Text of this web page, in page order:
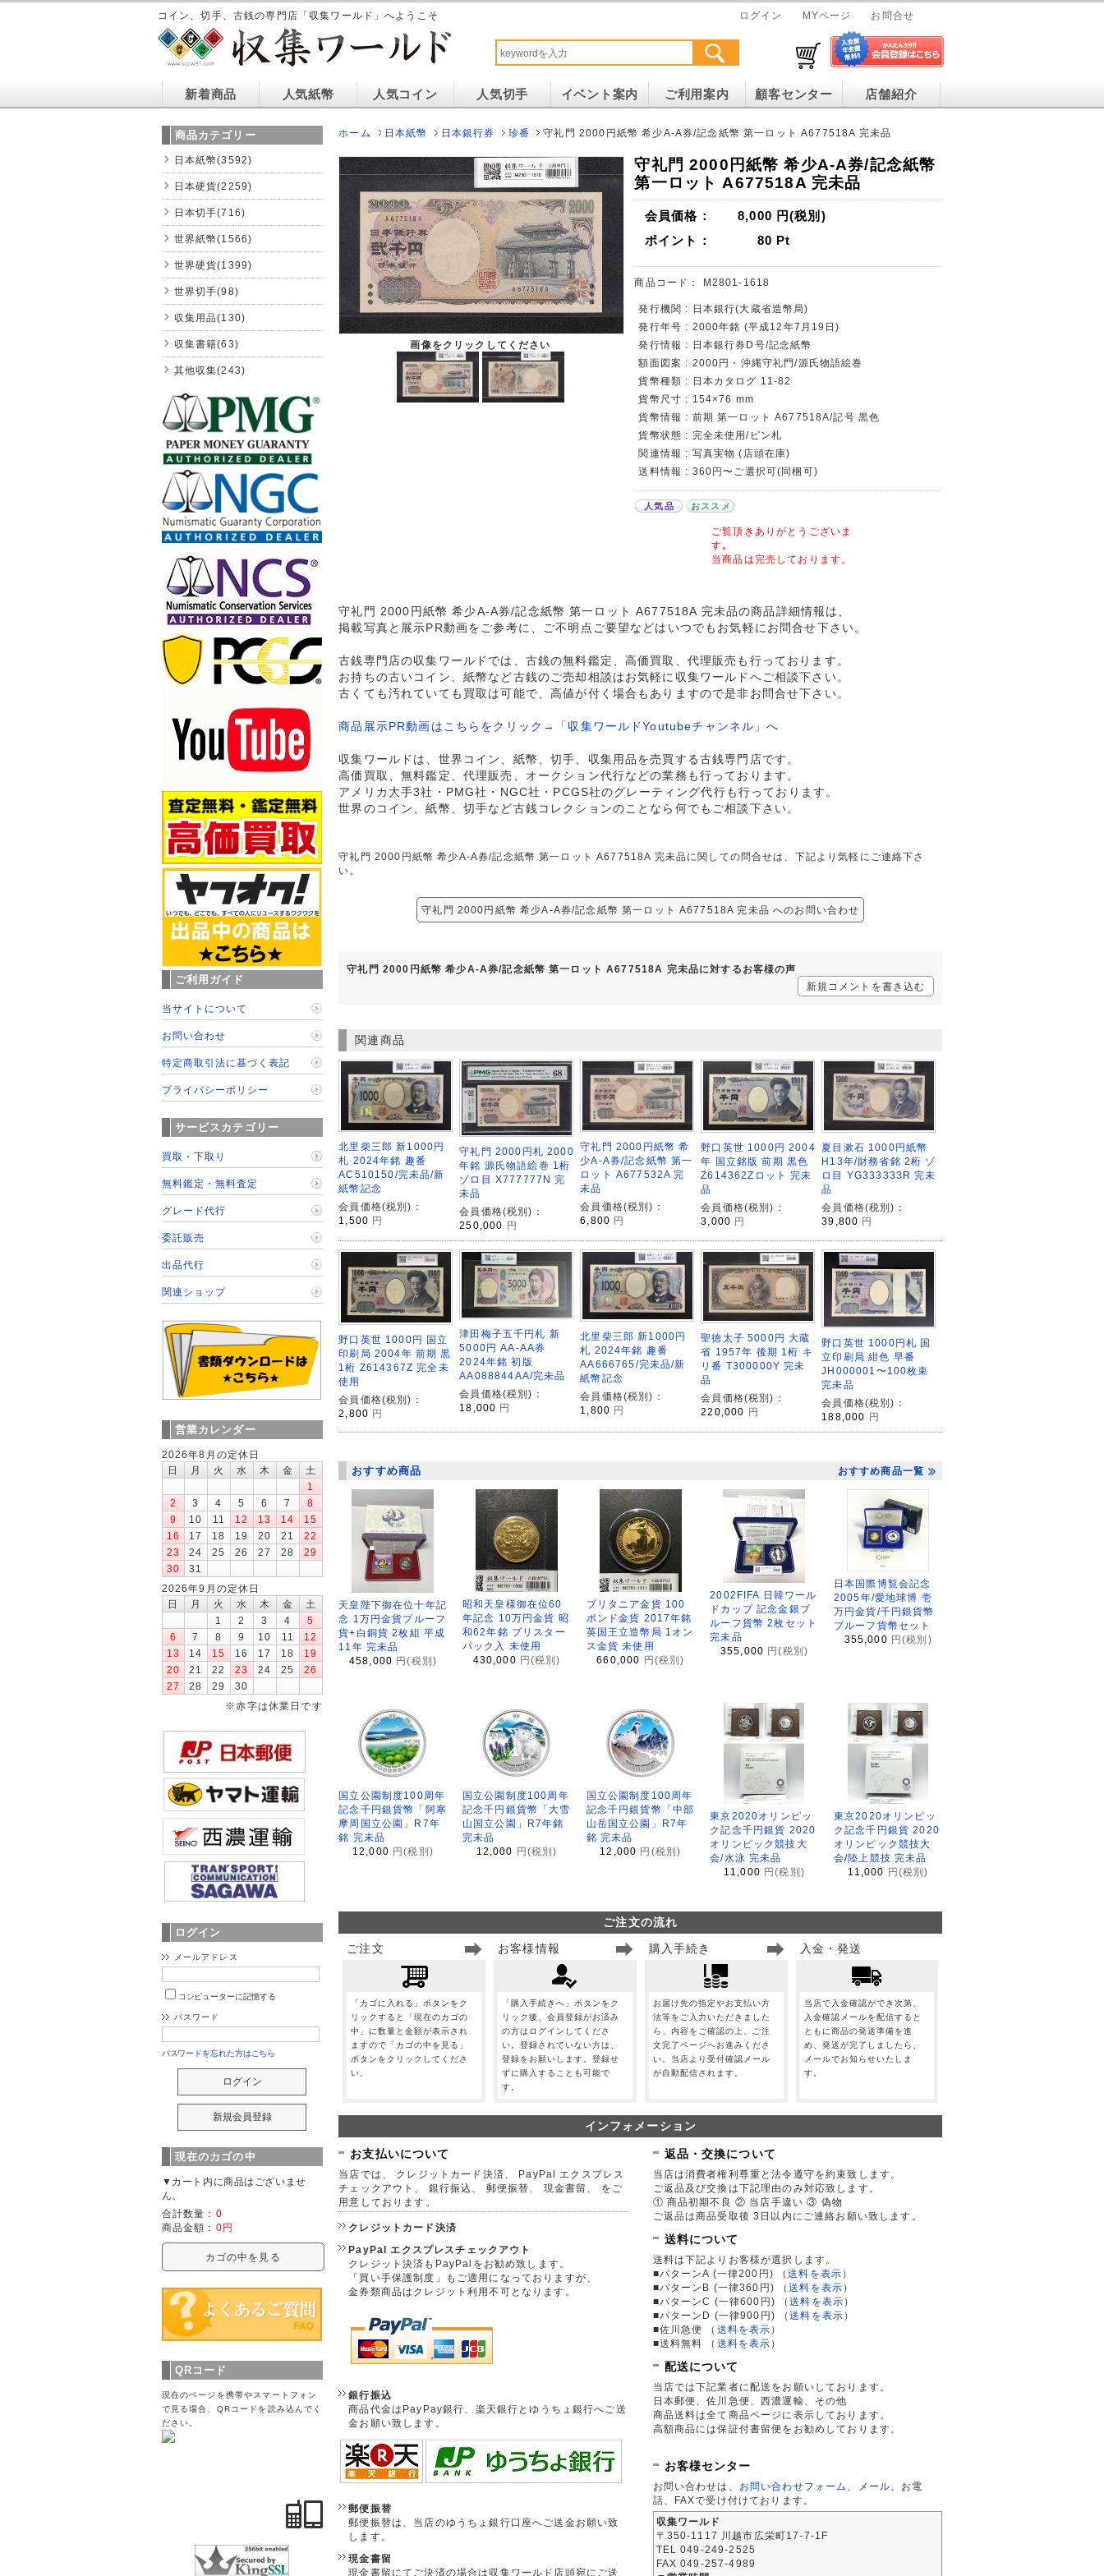
コイン、切手、古銭の専門店「収集ワールド」へようこそ ログイン MYページ お問合せ
新着商品 人気紙幣 人気コイン 人気切手 イベント案内 ご利用案内 顧客センター 店舗紹介
ホーム 日本紙幣 日本銀行券 珍番 守礼門 2000円紙幣 希少A-A券/記念紙幣 第一ロット A677518A 完未品
画像をクリックしてください
守礼門 2000円紙幣 希少A-A券/記念紙幣
第一ロット A677518A 完未品
会員価格： 8,000 円(税別)
ポイント：
80 Pt
商品コード： M2801-1618
発行機関 : 日本銀行(大蔵省造幣局)
発行年号 : 2000年銘 (平成12年7月19日)
発行情報 : 日本銀行券D号/記念紙幣
額面図案 : 2000円・沖縄守礼門/源氏物語絵巻
貨幣種類 : 日本カタログ 11-82
貨幣尺寸 : 154×76 mm
貨幣情報 : 前期 第一ロット A677518A/記号 黒色
貨幣状態 : 完全未使用/ピン札
関連情報 : 写真実物 (店頭在庫)
送料情報 : 360円〜ご選択可(同梱可)
人気品 おススメ
ご覧頂きありがとうございま
す｡
当商品は完売しております。
守礼門 2000円紙幣 希少A-A券/記念紙幣 第一ロット A677518A 完未品の商品詳細情報は、
掲載写真と展示PR動画をご参考に、ご不明点ご要望などはいつでもお気軽にお問合せ下さい。
古銭専門店の収集ワールドでは、古銭の無料鑑定、高価買取、代理販売も行っております。
お持ちの古いコイン、紙幣など古銭のご売却相談はお気軽に収集ワールドへご相談下さい。
古くても汚れていても買取は可能で、高値が付く場合もありますので是非お問合せ下さい。
商品展示PR動画はこちらをクリック→「収集ワールドYoutubeチャンネル」へ
収集ワールドは、世界コイン、紙幣、切手、収集用品を売買する古銭専門店です。
高価買取、無料鑑定、代理販売、オークション代行などの業務も行っております。
アメリカ大手3社・PMG社・NGC社・PCGS社のグレーティング代行も行っております。
世界のコイン、紙幣、切手など古銭コレクションのことなら何でもご相談下さい。
守礼門 2000円紙幣 希少A-A券/記念紙幣 第一ロット A677518A 完未品に関しての問合せは、下記より気軽にご連絡下さ
い。
守礼門 2000円紙幣 希少A-A券/記念紙幣 第一ロット A677518A 完未品 へのお問い合わせ
守礼門 2000円紙幣 希少A-A券/記念紙幣 第一ロット A677518A 完未品に対するお客様の声
新規コメントを書き込む
関連商品
北里柴三郎 新1000円
札 2024年銘 趣番
AC510150/完未品/新
紙幣記念
会員価格(税別)：
1,500 円
守礼門 2000円札 2000
年銘 源氏物語絵巻 1桁
ゾロ目 X777777N 完
未品
会員価格(税別)：
250,000
円
守礼門 2000円紙幣 希
少A-A券/記念紙幣 第一
ロット A677532A 完
未品
会員価格(税別)：
6,800 円
野口英世 1000円 2004
年 国立銘版 前期 黒色
Z614362Zロット 完未
品
会員価格(税別)：
3,000 円
夏目漱石 1000円紙幣
H13年/財務省銘 2桁 ゾ
ロ目 YG333333R 完未
品
会員価格(税別)：
39,800 円
野口英世 1000円 国立
印刷局 2004年 前期 黒
1桁 Z614367Z 完全未
使用
会員価格(税別)：
2,800 円
津田梅子五千円札 新
5000円 AA-AA券
2024年銘 初版
AA088844AA/完未品
会員価格(税別)：
18,000 円
北里柴三郎 新1000円
札 2024年銘 趣番
AA666765/完未品/新
紙幣記念
会員価格(税別)：
1,800 円
聖徳太子 5000円 大蔵
省 1957年 後期 1桁 キ
リ番 T300000Y 完未
品
会員価格(税別)：
220,000 円
野口英世 1000円札 国
立印刷局 紺色 早番
JH000001〜100枚束
完未品
会員価格(税別)：
188,000
円
おすすめ商品 おすすめ商品一覧
天皇陛下御在位十年記
念 1万円金貨プルーフ
貨+白銅貨 2枚組 平成
11年 完未品
458,000 円(税別)
昭和天皇様御在位60
年記念 10万円金貨 昭
和62年銘 ブリスター
パック入 未使用
430,000 円(税別)
ブリタニア金貨 100
ポンド金貨 2017年銘
英国王立造幣局 1オン
ス金貨 未使用
660,000 円(税別)
2002FIFA 日韓ワール
ドカップ 記念金銀プ
ルーフ貨幣 2枚セット
完未品
355,000 円(税別)
日本国際博覧会記念
2005年/愛地球博 壱
万円金貨/千円銀貨幣
プルーフ貨幣セット
355,000 円(税別)
国立公園制度100周年
記念千円銀貨幣「阿寒
摩周国立公園」R7年
銘 完未品
12,000 円(税別)
国立公園制度100周年
記念千円銀貨幣「大雪
山国立公園」R7年銘
完未品
12,000
円(税別)
国立公園制度100周年
記念千円銀貨幣「中部
山岳国立公園」R7年
銘 完未品
12,000 円(税別)
東京2020オリンピッ
ク記念千円銀貨 2020
オリンピック競技大
会/水泳 完未品
11,000 円(税別)
東京2020オリンピッ
ク記念千円銀貨 2020
オリンピック競技大
会/陸上競技 完未品
11,000
円(税別)
ご注文の流れ
ご注文
「カゴに入れる」ボタンをク
リックすると「現在のカゴの
中」に数量と金額が表示され
ますので「カゴの中を見る」
ボタンをクリックしてくださ
い。
お客様情報
「購入手続きへ」ボタンをク
リック後、会員登録がお済み
の方はログインしてくださ
い。登録されていない方は、
登録をお願いします。登録せ
ずに購入することも可能で
す。
購入手続き
お届け先の指定やお支払い方
法等をご入力いただきました
ら、内容をご確認の上、ご注
文完了ページへお進みくださ
い。当店より受付確認メール
が自動配信されます。
入金・発送
当店で入金確認ができ次第、
入金確認メールを配信すると
ともに商品の発送準備を進
め、発送が完了しましたら、
メールでお知らせいたしま
す。
インフォメーション
お支払いについて
当店では、 クレジットカード決済、 PayPal エクスプレス
チェックアウト、 銀行振込、 郵便振替、 現金書留、 をご
用意しております。
クレジットカード決済
PayPal エクスプレスチェックアウト
クレジット決済もPayPalをお勧め致します。
「買い手保護制度」もご適用になっておりますが、
金券類商品はクレジット利用不可となります。
銀行振込
商品代金はPayPay銀行、楽天銀行とゆうちょ銀行へご送
金お願い致します。
郵便振替
郵便振替は、当店のゆうちょ銀行口座へご送金お願い致
します。
現金書留
現金書留にてご決済の場合は収集ワールド店頭宛にご送
返品・交換について
当店は消費者権利尊重と法令遵守を約束致します。
ご返品及び交換は下記理由のみ対応致します。
① 商品初期不良 ② 当店手違い ③ 偽物
ご返品は商品受取後 3日以内にご連絡お願い致します。
送料について
送料は下記よりお客様が選択します。
■パターンA (一律200円)
（送料を表示 ）
■パターンB (一律360円)
（送料を表示 ）
■パターンC (一律600円)
（送料を表示 ）
■パターンD (一律900円)
（送料を表示 ）
■佐川急便
（ 送料を表示 ）
■送料無料
（ 送料を表示 ）
配送について
当店では下記業者に配送をお願いしております。
日本郵便、佐川急便、西濃運輸、その他
商品送料は全て商品ページに表示しております。
高額商品には保証付書留便をお勧めしております。
お客様センター
お問い合わせは、 お問い合わせフォーム メール 、お電
話、FAXで受け付けております。
収集ワールド
〒350-1117 川越市広栄町17-7-1F
TEL 049-249-2525
FAX 049-257-4989
商品カテゴリー
日本紙幣(3592)
日本硬貨(2259)
日本切手(716)
世界紙幣(1566)
世界硬貨(1399)
世界切手(98)
収集用品(130)
収集書籍(63)
其他収集(243)
ご利用ガイド
当サイトについて
お問い合わせ
特定商取引法に基づく表記
プライバシーポリシー
サービスカテゴリー
買取・下取り
無料鑑定・無料査定
グレード代行
委託販売
出品代行
関連ショップ
営業カレンダー
2026年8月の定休日
日
月 火 水 木 金
土
1
2
3 4 5 6 7
8
9
10 11 12 13 14
15
16
17 18 19 20 21
22
23
24 25 26 27 28
29
30
31
2026年9月の定休日
日
月 火 水 木 金
土
1
2 3 4
5
6
7 8 9 10 11
12
13
14 15 16 17 18
19
20
21 22 23 24 25
26
27
28 29
30
※赤字は休業日です
ログイン
メールアドレス
コンピューターに記憶する
パスワード
パスワードを忘れた方はこちら
現在のカゴの中
▼カート内に商品はございませ
ん。
合計数量： 0
商品金額： 0円
カゴの中を見る
QRコード
現在のページを携帯やスマートフォン
で見る場合、QRコードを読み込んでく
ださい。